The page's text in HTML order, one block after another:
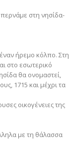
στη νησίδα-
ήρεμο κόλπο. Στη
στο εσωτερικό
θα ονομαστεί,
1715 και μέχρι τα
οικογένειες της
με τη θάλασσα